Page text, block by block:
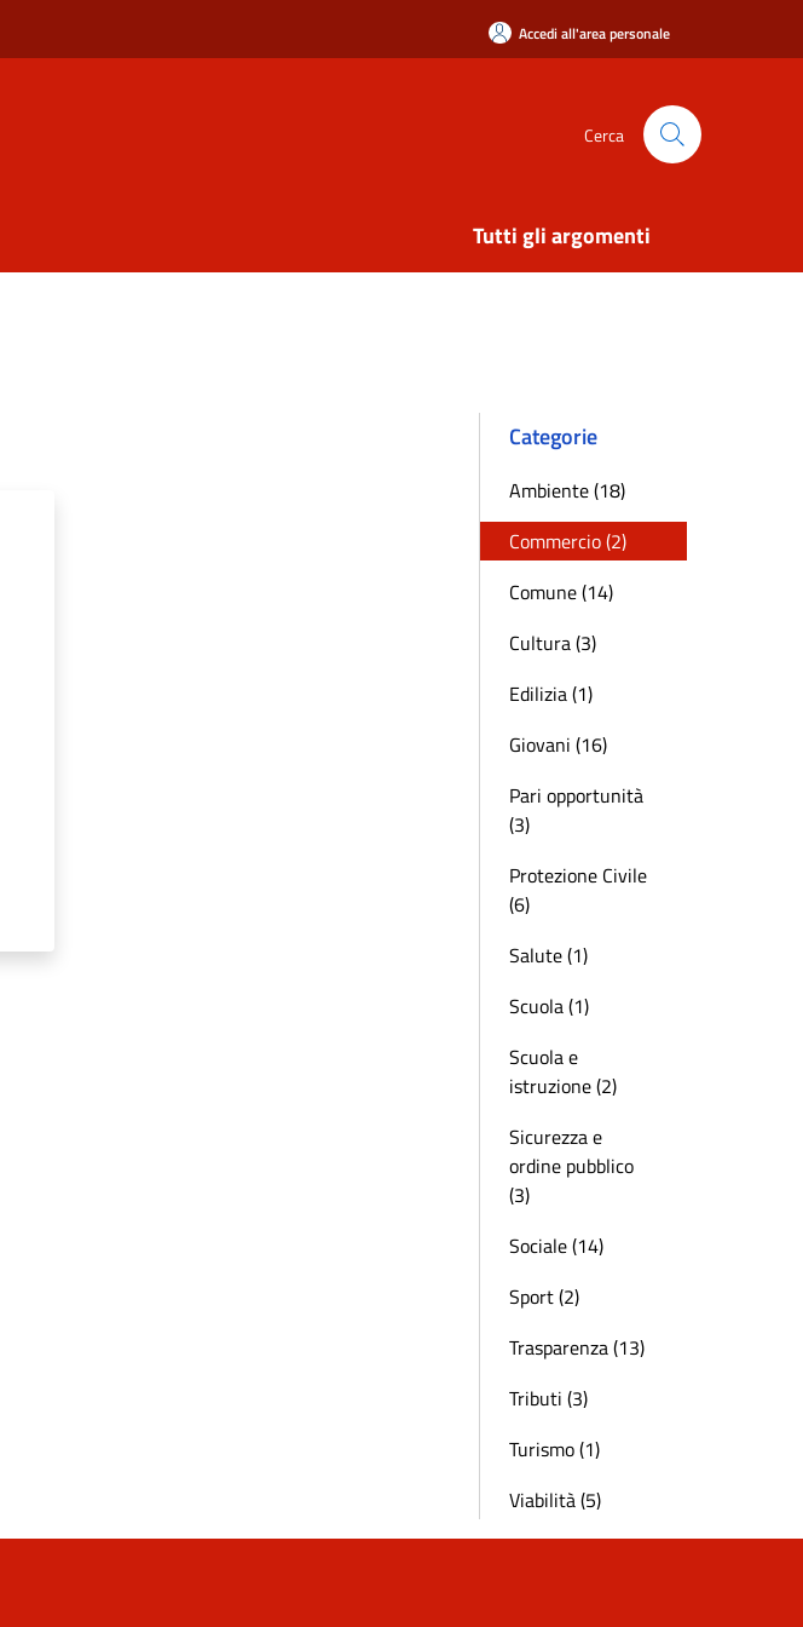
Accedi all'area personale
Cerca
Tutti gli argomenti
Categorie
Ambiente (18)
Commercio (2)
Comune (14)
Cultura (3)
Edilizia (1)
Giovani (16)
Pari opportunità
(3)
Protezione Civile
(6)
Salute (1)
Scuola (1)
Scuola e
istruzione (2)
Sicurezza e
ordine pubblico
(3)
Sociale (14)
Sport (2)
Trasparenza (13)
Tributi (3)
Turismo (1)
Viabilità (5)